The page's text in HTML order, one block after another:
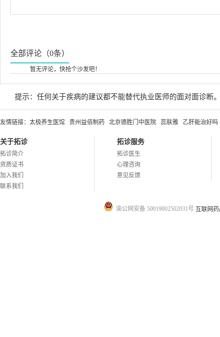
全部评论（0条）
暂无评论，快抢个沙发吧！
提示：任何关于疾病的建议都不能替代执业医师的面对面诊断
友情链接： 太极养生医馆 贵州益佰制药 北京德胜门中医院 蕊肤雅 乙肝能治好吗
关于拓诊
拓诊简介
资质证书
加入我们
联系我们
拓诊服务
拓诊医生
心理咨询
意见反馈
渝公网安备 50019002502031号 互联网